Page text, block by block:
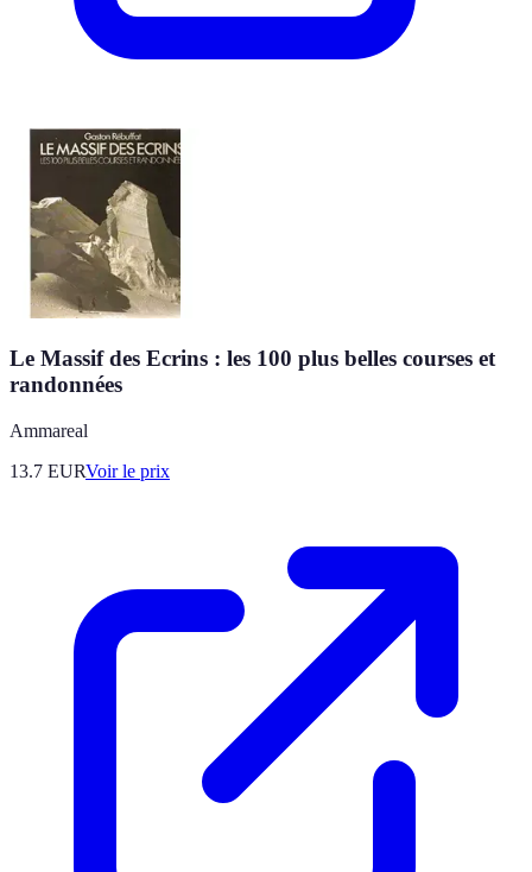
Le Massif des Ecrins : les 100 plus belles courses et
randonnées
Ammareal
13.7 EURVoir le prix